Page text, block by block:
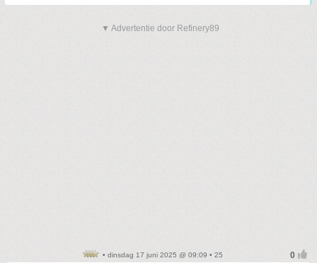
▼ Advertentie door Refinery89
• dinsdag 17 juni 2025 @ 09:09 • 25